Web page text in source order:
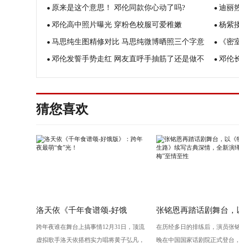
● 原来是这个意思！ 邓伦同款你心动了吗? ● 迪丽
梯吻”
● 邓伦高中照片曝光 穿粉色校服可爱稚嫩 ● 杨紫
手的？
● 马思纯生图精修对比 马思纯微博晒照三个字意
味深长否认与邓伦恋情
● 《密
发心脏
● 邓伦发誓手势走红 网友直呼手抽筋了还是做不
到！
● 邓伦
疼！
猜您喜欢
洛天依《千年食谱颂-好饿
版》：跨年夜最萌“食”光！
跨年夜谁在舞台上搞事情12月31日，顶流
虚拟歌手洛天依搭档实力唱将黄子弘凡，
张铭恩再踏话剧舞台，
丹亭上三生路》续写古
在历经多日的排练后，演员张
晚在中国国家话剧院正式登台